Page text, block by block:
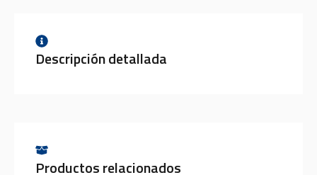
Descripción detallada
Productos relacionados